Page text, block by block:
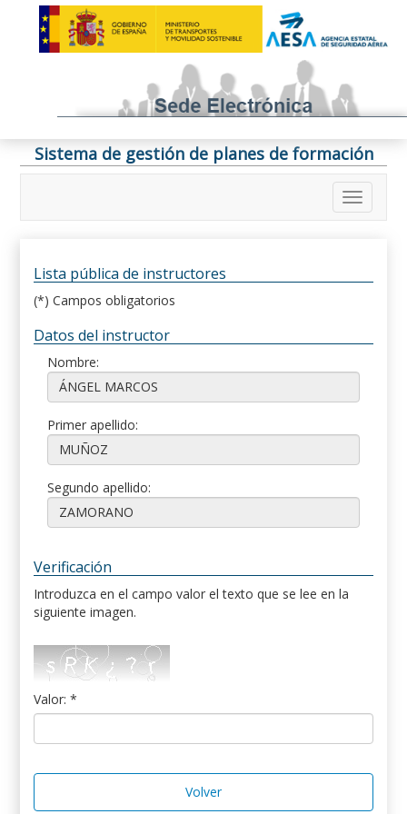
Sistema de gestión de planes de formación
Lista pública de instructores
(*) Campos obligatorios
Datos del instructor
Nombre:
Primer apellido:
Segundo apellido:
Verificación
Introduzca en el campo valor el texto que se lee en la
siguiente imagen.
Valor: *
Volver